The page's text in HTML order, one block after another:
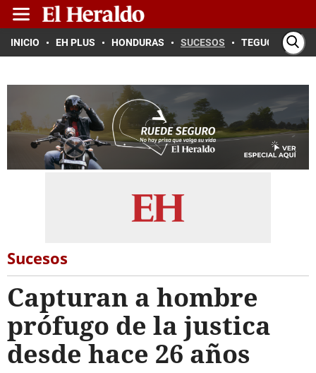
INICIO EH PLUS HONDURAS SUCESOS TEGUCIGALPA
Sucesos
Capturan a hombre
prófugo de la justica
desde hace 26 años